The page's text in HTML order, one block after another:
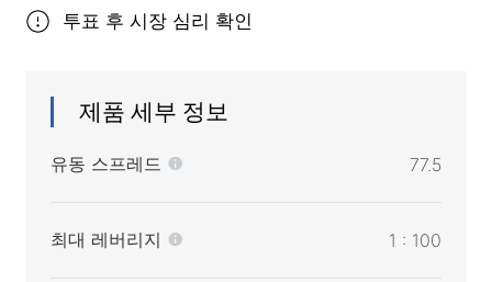
투표 후 시장 심리 확인
제품 세부 정보
유동 스프레드 77.5
최대 레버리지 1 : 100